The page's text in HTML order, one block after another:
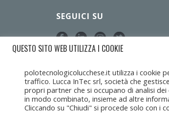
SEGUICI SU
Copyright Lucca Intec © 2017-2025 • Tutti
QUESTO SITO WEB UTILIZZA I COOKIE
polotecnologicolucchese.it utilizza i cookie
traffico. Lucca InTec srl, società che
propri partner che si occupano di analisi
in modo combinato, insieme ad altre
Cliccando su "Chiudi" si procede solo con i